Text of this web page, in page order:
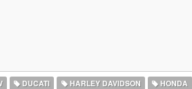
DUCATI HARLEY DAVIDSON HONDA